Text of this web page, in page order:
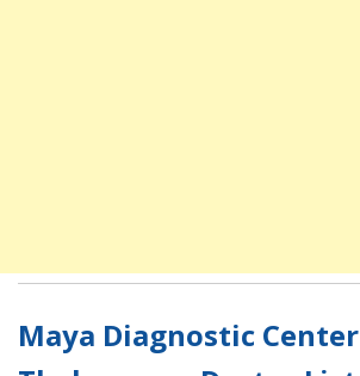
Maya Diagnostic Center